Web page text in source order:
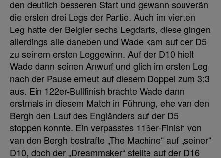
den deutlich besseren Start und gewann souverän
die ersten drei Legs der Partie. Auch im vierten
Leg hatte der Belgier sechs Legdarts, diese gingen
allerdings alle daneben und Wade kam auf der D5
zu seinem ersten Leggewinn. Auf der D10 hielt
Wade dann seinen Anwurf und glich im ersten Leg
nach der Pause erneut auf diesem Doppel zum 3:3
aus. Ein 122er-Bullfinish brachte Wade dann
erstmals in diesem Match in Führung, ehe van den
Bergh den Lauf des Engländers auf der D5
stoppen konnte. Ein verpasstes 116er-Finish von
van den Bergh bestrafte „The Machine“ auf „seiner“
D10, doch der „Dreammaker“ stellte auf der D16